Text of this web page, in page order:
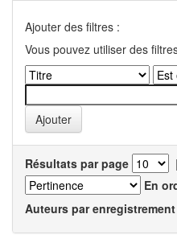
Ajouter des filtres :
Vous pouvez utiliser des
Résultats par page |
En
Auteurs par enregistrement